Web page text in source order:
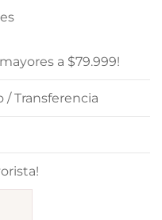
a $79.999!
Transferencia